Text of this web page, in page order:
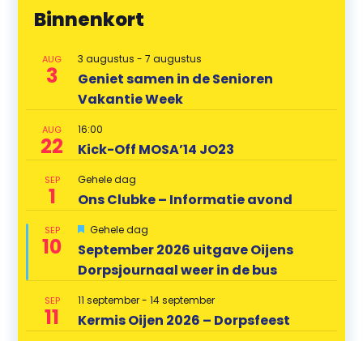
Binnenkort
AUG
3
3 augustus -7 augustus
Geniet samen in de Senioren
Vakantie Week
AUG
22
16:00
Kick-Off MOSA’14 JO23
SEP
1
Gehele dag
Ons Clubke – Informatie avond
SEP
10
U
t
g
e
i
c
h
Gehele dag
September 2026 uitgave Oijens
Dorpsjournaal weer in de bus
SEP
11
11 september-14 september
Kermis Oijen 2026 – Dorpsfeest